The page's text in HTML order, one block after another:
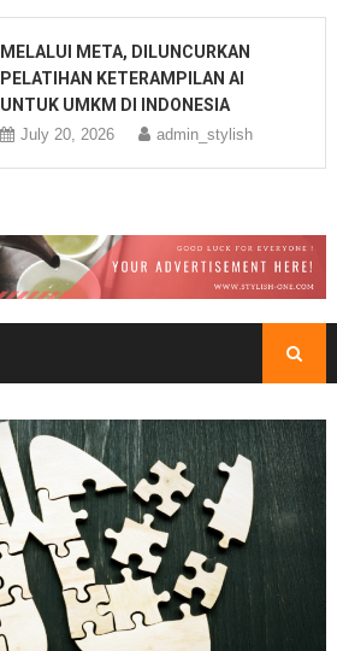
MELALUI META, DILUNCURKAN
PELATIHAN KETERAMPILAN AI
UNTUK UMKM DI INDONESIA
July 20, 2026 admin_stylish